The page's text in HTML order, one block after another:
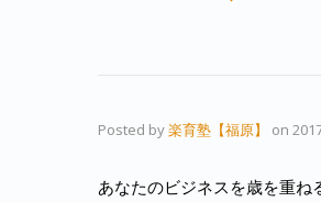
Posted by楽育塾【福原】 on
あなたのビジネスを歳を重ね